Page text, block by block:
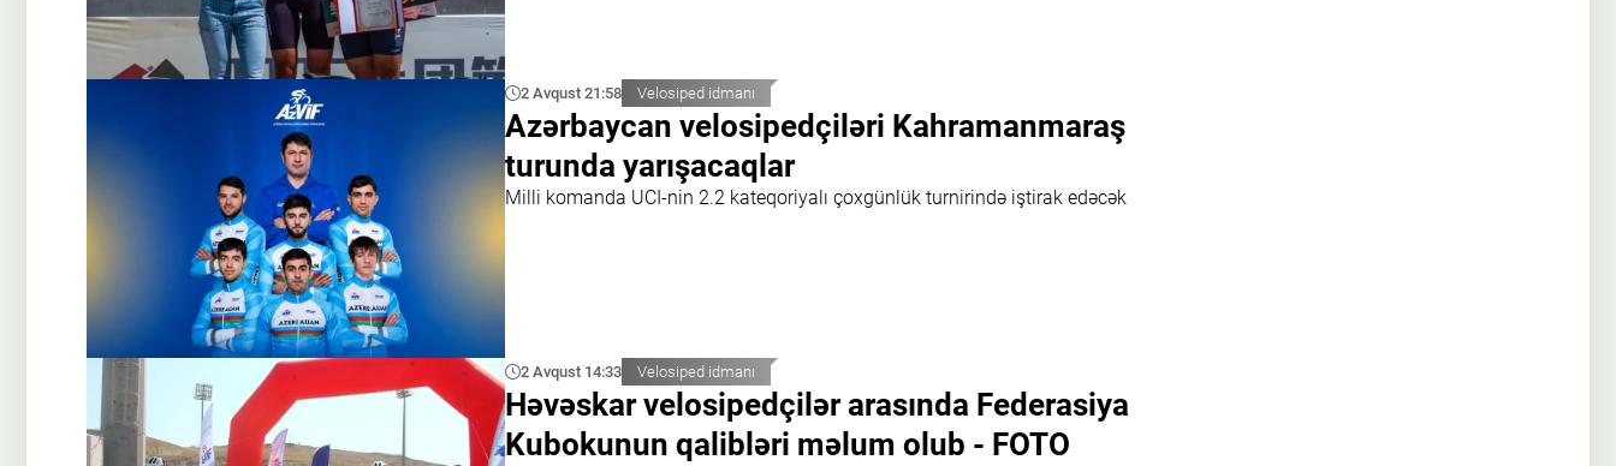
2 Avqust 21:58 Velosiped idmanı
Azərbaycan velosipedçiləri Kahramanmaraş
turunda yarışacaqlar
Milli komanda UCI-nin 2.2 kateqoriyalı çoxgünlük turnirində iştirak edəcək
2 Avqust 14:33 Velosiped idmanı
Həvəskar velosipedçilər arasında Federasiya
Kubokunun qalibləri məlum olub - FOTO